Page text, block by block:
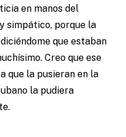
en manos del
simpático, porque la
que estaban
Creo que ese
que la pusieran en la
la pudiera